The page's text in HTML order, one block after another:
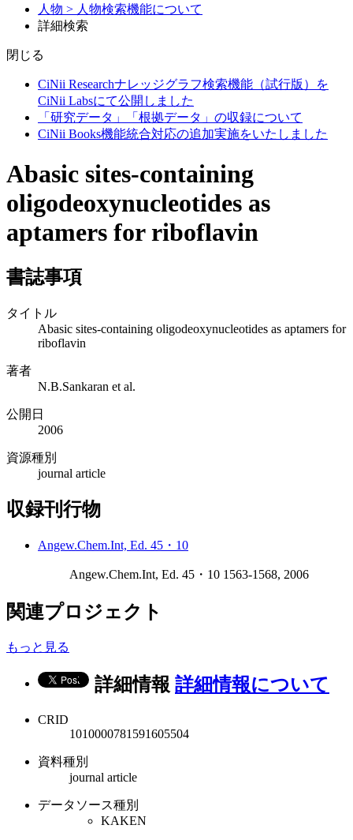
人物 > 人物検索機能について
詳細検索
閉じる
CiNii Researchナレッジグラフ検索機能（試行版）を
CiNii Labsにて公開しました
「研究データ」「根拠データ」の収録について
CiNii Books機能統合対応の追加実施をいたしました
Abasic sites-containing
oligodeoxynucleotides as
aptamers for riboflavin
書誌事項
タイトル
Abasic sites-containing oligodeoxynucleotides as aptamers for
riboflavin
著者
N.B.Sankaran et al.
公開日
2006
資源種別
journal article
収録刊行物
Angew.Chem.Int, Ed. 45・10
Angew.Chem.Int, Ed. 45・10 1563-1568, 2006
関連プロジェクト
もっと見る
詳細情報 詳細情報について
CRID
1010000781591605504
資料種別
journal article
データソース種別
KAKEN